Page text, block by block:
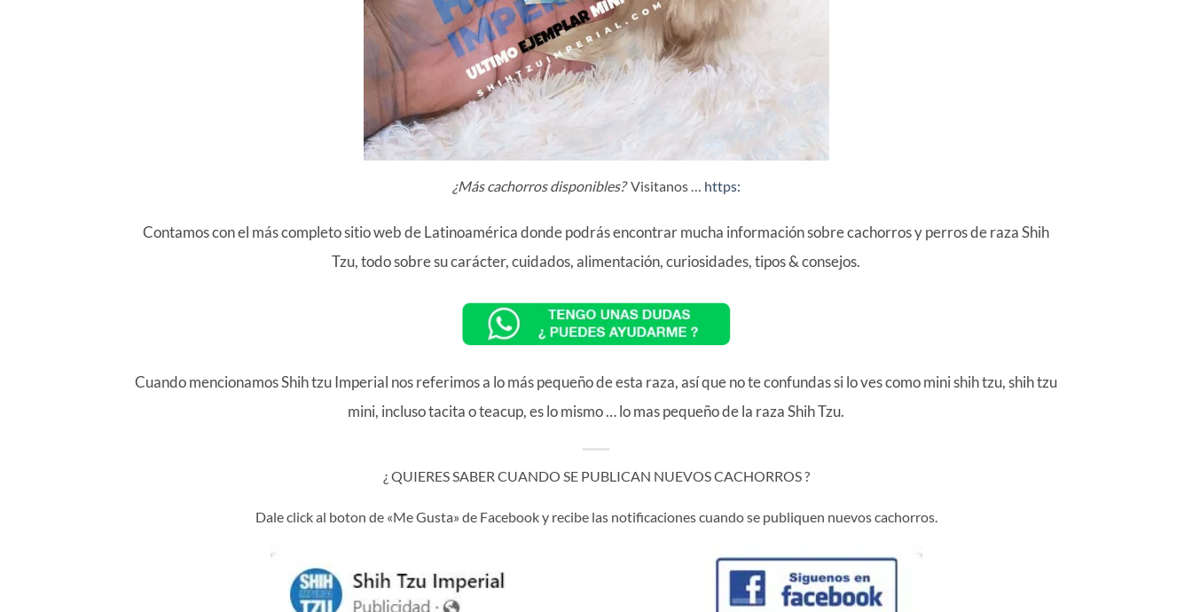
¿Más cachorros disponibles?Visitanos … https:
Contamos con el más completo sitio web de Latinoamérica donde podrás encontrar mucha información sobre cachorros y perros de raza Shih
Tzu, todo sobre su carácter, cuidados, alimentación, curiosidades, tipos & consejos.
Cuando mencionamos Shih tzu Imperial nos referimos a lo más pequeño de esta raza, así que no te confundas si lo ves como mini shih tzu, shih tzu
mini, incluso tacita o teacup, es lo mismo … lo mas pequeño de la raza Shih Tzu.
¿ QUIERES SABER CUANDO SE PUBLICAN NUEVOS CACHORROS ?
Dale click al boton de «Me Gusta» de Facebook y recibe las notificaciones cuando se publiquen nuevos cachorros.